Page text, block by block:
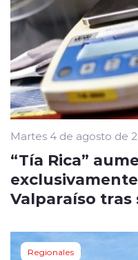
Martes 4 de agosto de
“Tía Rica”
Valparaíso
Regionales